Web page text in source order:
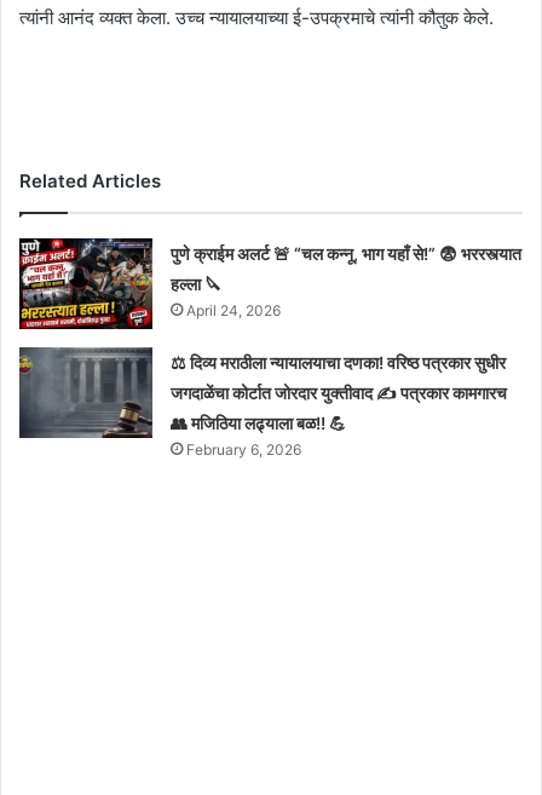
त्यांनी आनंद व्यक्त केला. उच्च न्यायालयाच्या ई-उपक्रमाचे त्यांनी कौतुक केले.
Related Articles
पुणे क्राईम अलर्ट 🚨 “चल कन्नू, भाग यहाँ से!” 😨 भररस्त्यात
हल्ला 🔪
April 24, 2026
⚖️ दिव्य मराठीला न्यायालयाचा दणका! वरिष्ठ पत्रकार सुधीर
जगदाळेंचा कोर्टात जोरदार युक्तीवाद ✍️ पत्रकार कामगारच
👥 मजिठिया लढ्याला बळ!! 💪
February 6, 2026